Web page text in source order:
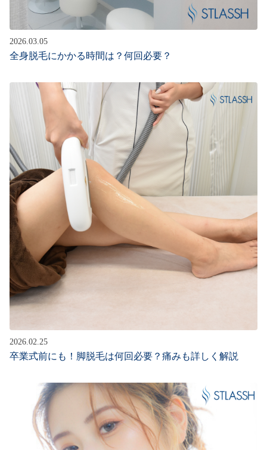
2026.03.05
全身脱毛にかかる時間は？何回必要？
2026.02.25
卒業式前にも！脚脱毛は何回必要？痛みも詳しく解説